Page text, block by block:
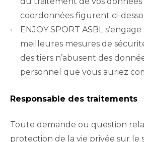
coordonnées figurent ci-
ENJOY SPORT ASBL
meilleures mesures de
des tiers n’abusent des
personnel que vous auriez
Responsable des traitements
Toute demande ou question
protection de la vie privée sur le